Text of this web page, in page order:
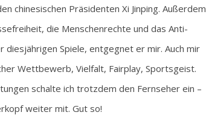
chinesischen Präsidenten Xi Jinping. Außerdem
die Menschenrechte und das Anti-
Spiele, entgegnet er mir. Auch mir
Wettbewerb, Vielfalt, Fairplay, Sportsgeist.
schalte ich trotzdem den Fernseher ein –
weiter mit. Gut so!